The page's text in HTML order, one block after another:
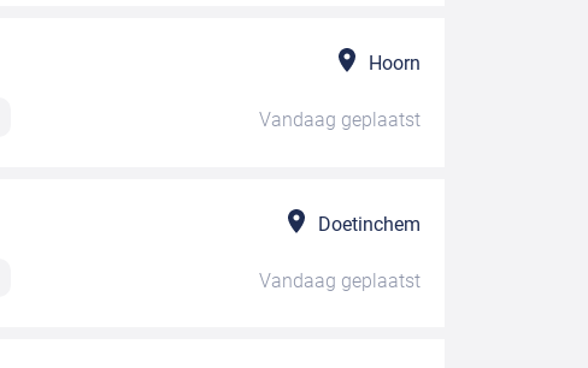
Hoorn
Vandaag geplaatst
Doetinchem
Vandaag geplaatst